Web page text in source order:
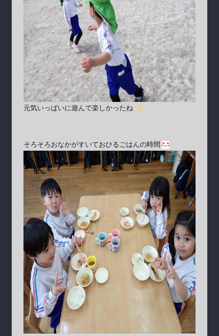
元気いっぱいに遊んで楽しかったね
そろそろおなかがすいておひるごはんの時間